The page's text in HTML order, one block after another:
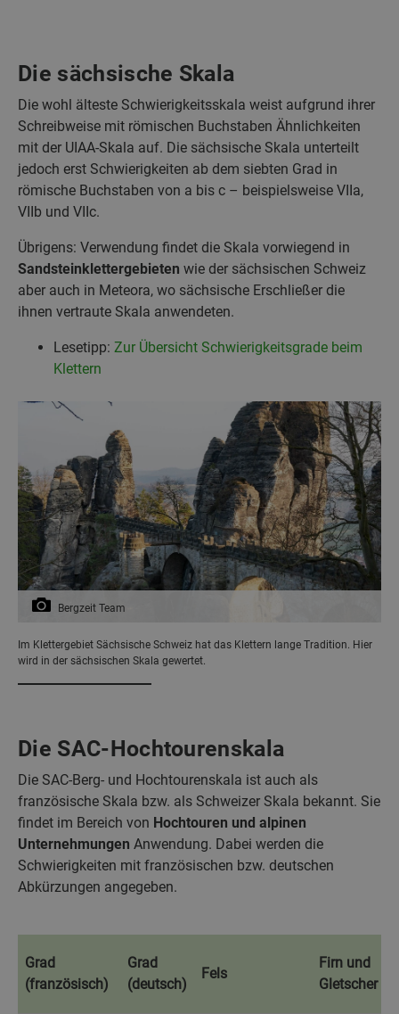
Die sächsische Skala
Die wohl älteste Schwierigkeitsskala weist aufgrund ihrer
Schreibweise mit römischen Buchstaben Ähnlichkeiten
mit der UIAA-Skala auf. Die sächsische Skala unterteilt
jedoch erst Schwierigkeiten ab dem siebten Grad in
römische Buchstaben von a bis c – beispielsweise VIIa,
VIIb und VIIc.
Übrigens: Verwendung findet die Skala vorwiegend in
Sandsteinklettergebieten wie der sächsischen Schweiz
aber auch in Meteora, wo sächsische Erschließer die
ihnen vertraute Skala anwendeten.
Lesetipp: Zur Übersicht Schwierigkeitsgrade beim
Klettern
Bergzeit Team
Im Klettergebiet Sächsische Schweiz hat das Klettern lange Tradition. Hier
wird in der sächsischen Skala gewertet.
Die SAC-Hochtourenskala
Die SAC-Berg- und Hochtourenskala ist auch als
französische Skala bzw. als Schweizer Skala bekannt. Sie
findet im Bereich von Hochtouren und alpinen
Unternehmungen Anwendung. Dabei werden die
Schwierigkeiten mit französischen bzw. deutschen
Abkürzungen angegeben.
Grad
(französisch)
Grad
(deutsch)
Fels
Firn und
Gletscher